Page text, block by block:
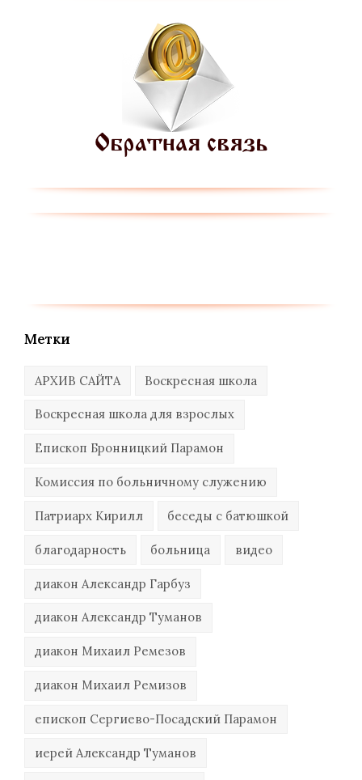
Метки
АРХИВ САЙТА Воскресная школа
Воскресная школа для взрослых
Епископ Бронницкий Парамон
Комиссия по больничному служению
Патриарх Кирилл беседы с батюшкой
благодарность больница видео
диакон Александр Гарбуз
диакон Александр Туманов
диакон Михаил Ремезов
диакон Михаил Ремизов
епископ Сергиево-Посадский Парамон
иерей Александр Туманов